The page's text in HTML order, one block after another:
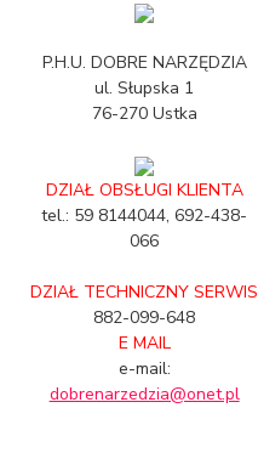
P.H.U. DOBRE NARZĘDZIA
ul. Słupska 1
76-270 Ustka
DZIAŁ OBSŁUGI KLIENTA
tel.: 59 8144044, 692-438-
066
DZIAŁ TECHNICZNY SERWIS
882-099-648
E MAIL
e-mail:
dobrenarzedzia@onet.pl